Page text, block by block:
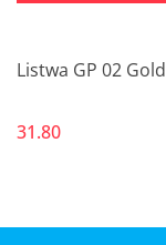
Listwa GP 02
31.80